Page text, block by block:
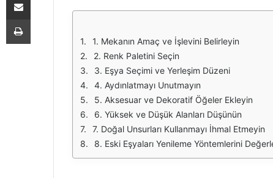
1. Mekanın Amaç ve İşlevini Belirleyin
2. Renk Paletini Seçin
3. Eşya Seçimi ve Yerleşim Düzeni
4. Aydınlatmayı Unutmayın
5. Aksesuar ve Dekoratif Öğeler Ekleyin
6. Yüksek ve Düşük Alanları Düşünün
7. Doğal Unsurları Kullanmayı İhmal Etmeyin
8. Eski Eşyaları Yenileme Yöntemlerini